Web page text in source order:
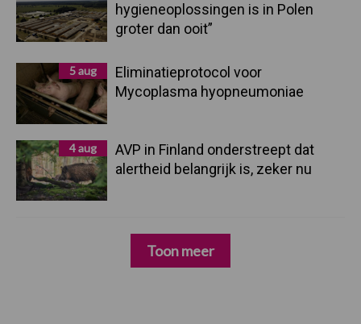
hygieneoplossingen is in Polen
groter dan ooit”
5 aug
Eliminatieprotocol voor
Mycoplasma hyopneumoniae
4 aug
AVP in Finland onderstreept dat
alertheid belangrijk is, zeker nu
Toon meer